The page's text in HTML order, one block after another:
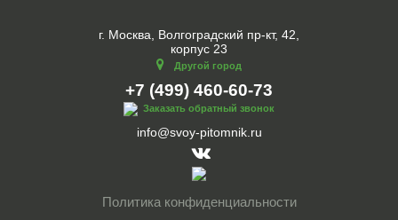
г. Москва, Волгоградский пр-кт, 42,
корпус 23
Другой город
+7 (499) 460-60-73
Заказать обратный звонок
info@svoy-pitomnik.ru
Политика конфиденциальности